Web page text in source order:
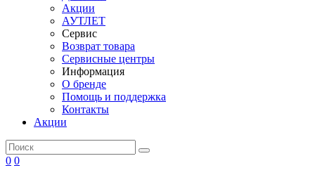
Акции
АУТЛЕТ
Сервис
Возврат товара
Сервисные центры
Информация
О бренде
Помощь и поддержка
Контакты
Акции
0 0